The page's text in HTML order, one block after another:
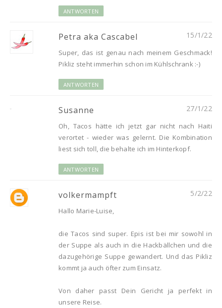
ANTWORTEN
Petra aka Cascabel 15/1/22
Super, das ist genau nach meinem Geschmack!
Pikliz steht immerhin schon im Kühlschrank :-)
ANTWORTEN
Susanne 27/1/22
Oh, Tacos hätte ich jetzt gar nicht nach Haiti
verortet - wieder was gelernt. Die Kombination
liest sich toll, die behalte ich im Hinterkopf.
ANTWORTEN
volkermampft 5/2/22
Hallo Marie-Luise,
die Tacos sind super. Epis ist bei mir sowohl in
der Suppe als auch in die Hackbällchen und die
dazugehörige Suppe gewandert. Und das Pikliz
kommt ja auch öfter zum Einsatz.
Von daher passt Dein Gericht ja perfekt in
unsere Reise.